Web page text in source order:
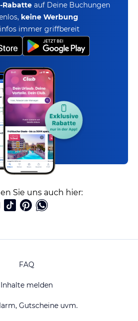
Rabatte auf Deine Buchungen
keine Werbung
immer griffbereit
Sie uns auch hier:
FAQ
Inhalte melden
Gutscheine uvm.